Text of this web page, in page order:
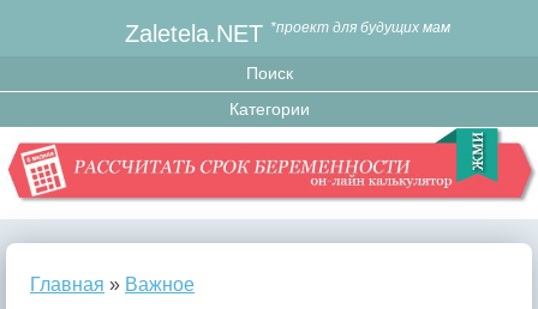
Zaletela.NET *проект для будущих мам
Главная » Важное